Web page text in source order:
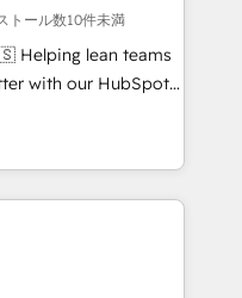
with UX, messaging,
🤖AI
AI services. 🧩
custom
トール数10件未満
with our HubSpot
shows - Improve
with less